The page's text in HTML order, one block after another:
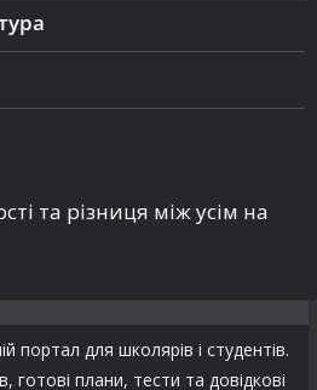
та різниця між усім на
портал для школярів і студентів.
готові плани, тести та довідкові